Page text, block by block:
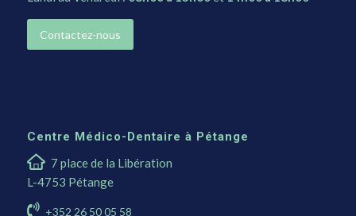
Contactez-nous
Centre Médico-Dentaire à Pétange
7 place de la Libération
L-4753 Pétange
+352 26 50 05 58